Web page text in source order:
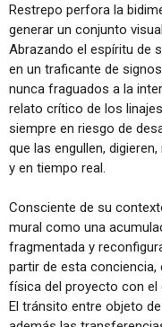
Restrepo perfora la
generar un conjunto
Abrazando el espíritu de
en un traficante de
nunca fraguados a la
relato crítico de los
siempre en riesgo de
que las engullen,
y en tiempo real.
Consciente de su
mural como una
fragmentada y
partir de esta
física del proyecto con el
El tránsito entre objeto